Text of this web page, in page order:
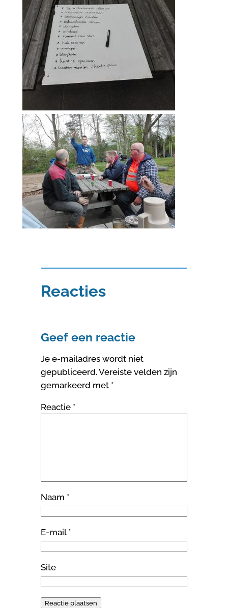
Reacties
Geef een reactie
Je e-mailadres wordt niet
gepubliceerd.Vereiste velden zijn
gemarkeerd met *
Reactie *
Naam *
E-mail *
Site